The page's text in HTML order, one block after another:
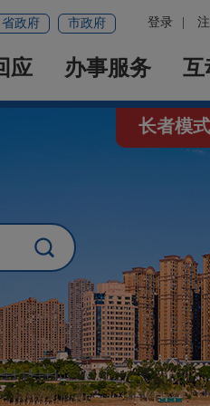
登录
省政府 市政府
应 办事服务 互
长者模式